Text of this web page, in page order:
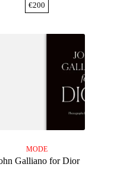
€200
MODE
Galliano for Dior